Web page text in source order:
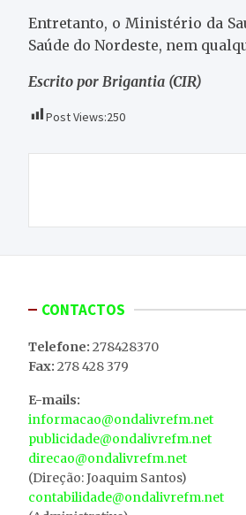
Entretanto, o Ministério da
Saúde do Nordeste, nem
Escrito por Brigantia (CIR)
Post Views:250
CONTACTOS
Telefone: 278428370
Fax: 278 428 379
E-mails:
informacao@ondalivrefm.net
publicidade@ondalivrefm.net
direcao@ondalivrefm.net
(Direção: Joaquim Santos)
contabilidade@ondalivrefm.net